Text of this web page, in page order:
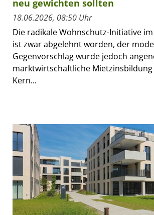
neu gewichten sollten
18.06.2026, 08:50 Uhr
Die radikale Wohnschutz-Initiative
ist zwar abgelehnt worden, der
Gegenvorschlag wurde jedoch
marktwirtschaftliche
Kern...